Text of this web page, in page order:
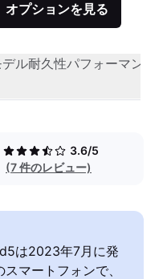
オプションを見る
ル耐久性パフォーマンス
3.6/5
(7 件のレビュー)
は2023年7月に発
マートフォンで、